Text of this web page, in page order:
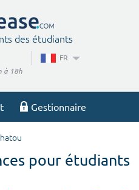
des étudiants
à 18h
FR
Gestionnaire
pour étudiants